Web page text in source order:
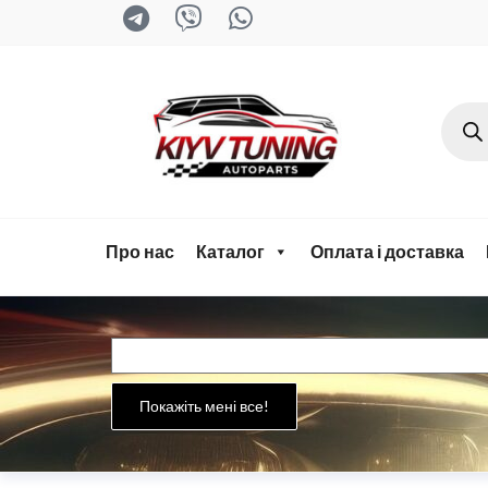
tuning.com
Про нас Каталог Оплата і доставка
Покажіть мені все!